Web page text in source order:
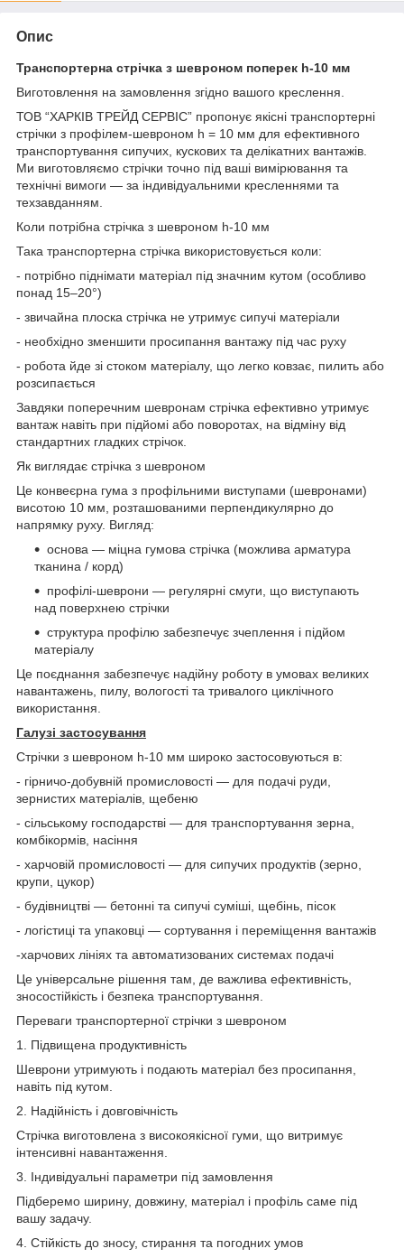
Опис
Транспортерна стрічка з шевроном поперек h-10 мм
Виготовлення на замовлення згідно вашого креслення.
ТОВ “ХАРКІВ ТРЕЙД СЕРВІС” пропонує якісні транспортерні
стрічки з профілем-шевроном h = 10 мм для ефективного
транспортування сипучих, кускових та делікатних вантажів.
Ми виготовляємо стрічки точно під ваші вимірювання та
технічні вимоги — за індивідуальними кресленнями та
техзавданням.
Коли потрібна стрічка з шевроном h-10 мм
Така транспортерна стрічка використовується коли:
- потрібно піднімати матеріал під значним кутом (особливо
понад 15–20°)
- звичайна плоска стрічка не утримує сипучі матеріали
- необхідно зменшити просипання вантажу під час руху
- робота йде зі стоком матеріалу, що легко ковзає, пилить або
розсипається
Завдяки поперечним шевронам стрічка ефективно утримує
вантаж навіть при підйомі або поворотах, на відміну від
стандартних гладких стрічок.
Як виглядає стрічка з шевроном
Це конвеєрна гума з профільними виступами (шевронами)
висотою 10 мм, розташованими перпендикулярно до
напрямку руху. Вигляд:
основа — міцна гумова стрічка (можлива арматура
тканина / корд)
профілі-шеврони — регулярні смуги, що виступають
над поверхнею стрічки
структура профілю забезпечує зчеплення і підйом
матеріалу
Це поєднання забезпечує надійну роботу в умовах великих
навантажень, пилу, вологості та тривалого циклічного
використання.
Галузі застосування
Стрічки з шевроном h-10 мм широко застосовуються в:
- гірничо-добувній промисловості — для подачі руди,
зернистих матеріалів, щебеню
- сільському господарстві — для транспортування зерна,
комбікормів, насіння
- харчовій промисловості — для сипучих продуктів (зерно,
крупи, цукор)
- будівництві — бетонні та сипучі суміші, щебінь, пісок
- логістиці та упаковці — сортування і переміщення вантажів
-харчових лініях та автоматизованих системах подачі
Це універсальне рішення там, де важлива ефективність,
зносостійкість і безпека транспортування.
Переваги транспортерної стрічки з шевроном
1. Підвищена продуктивність
Шеврони утримують і подають матеріал без просипання,
навіть під кутом.
2. Надійність і довговічність
Стрічка виготовлена з високоякісної гуми, що витримує
інтенсивні навантаження.
3. Індивідуальні параметри під замовлення
Підберемо ширину, довжину, матеріал і профіль саме під
вашу задачу.
4. Стійкість до зносу, стирання та погодних умов